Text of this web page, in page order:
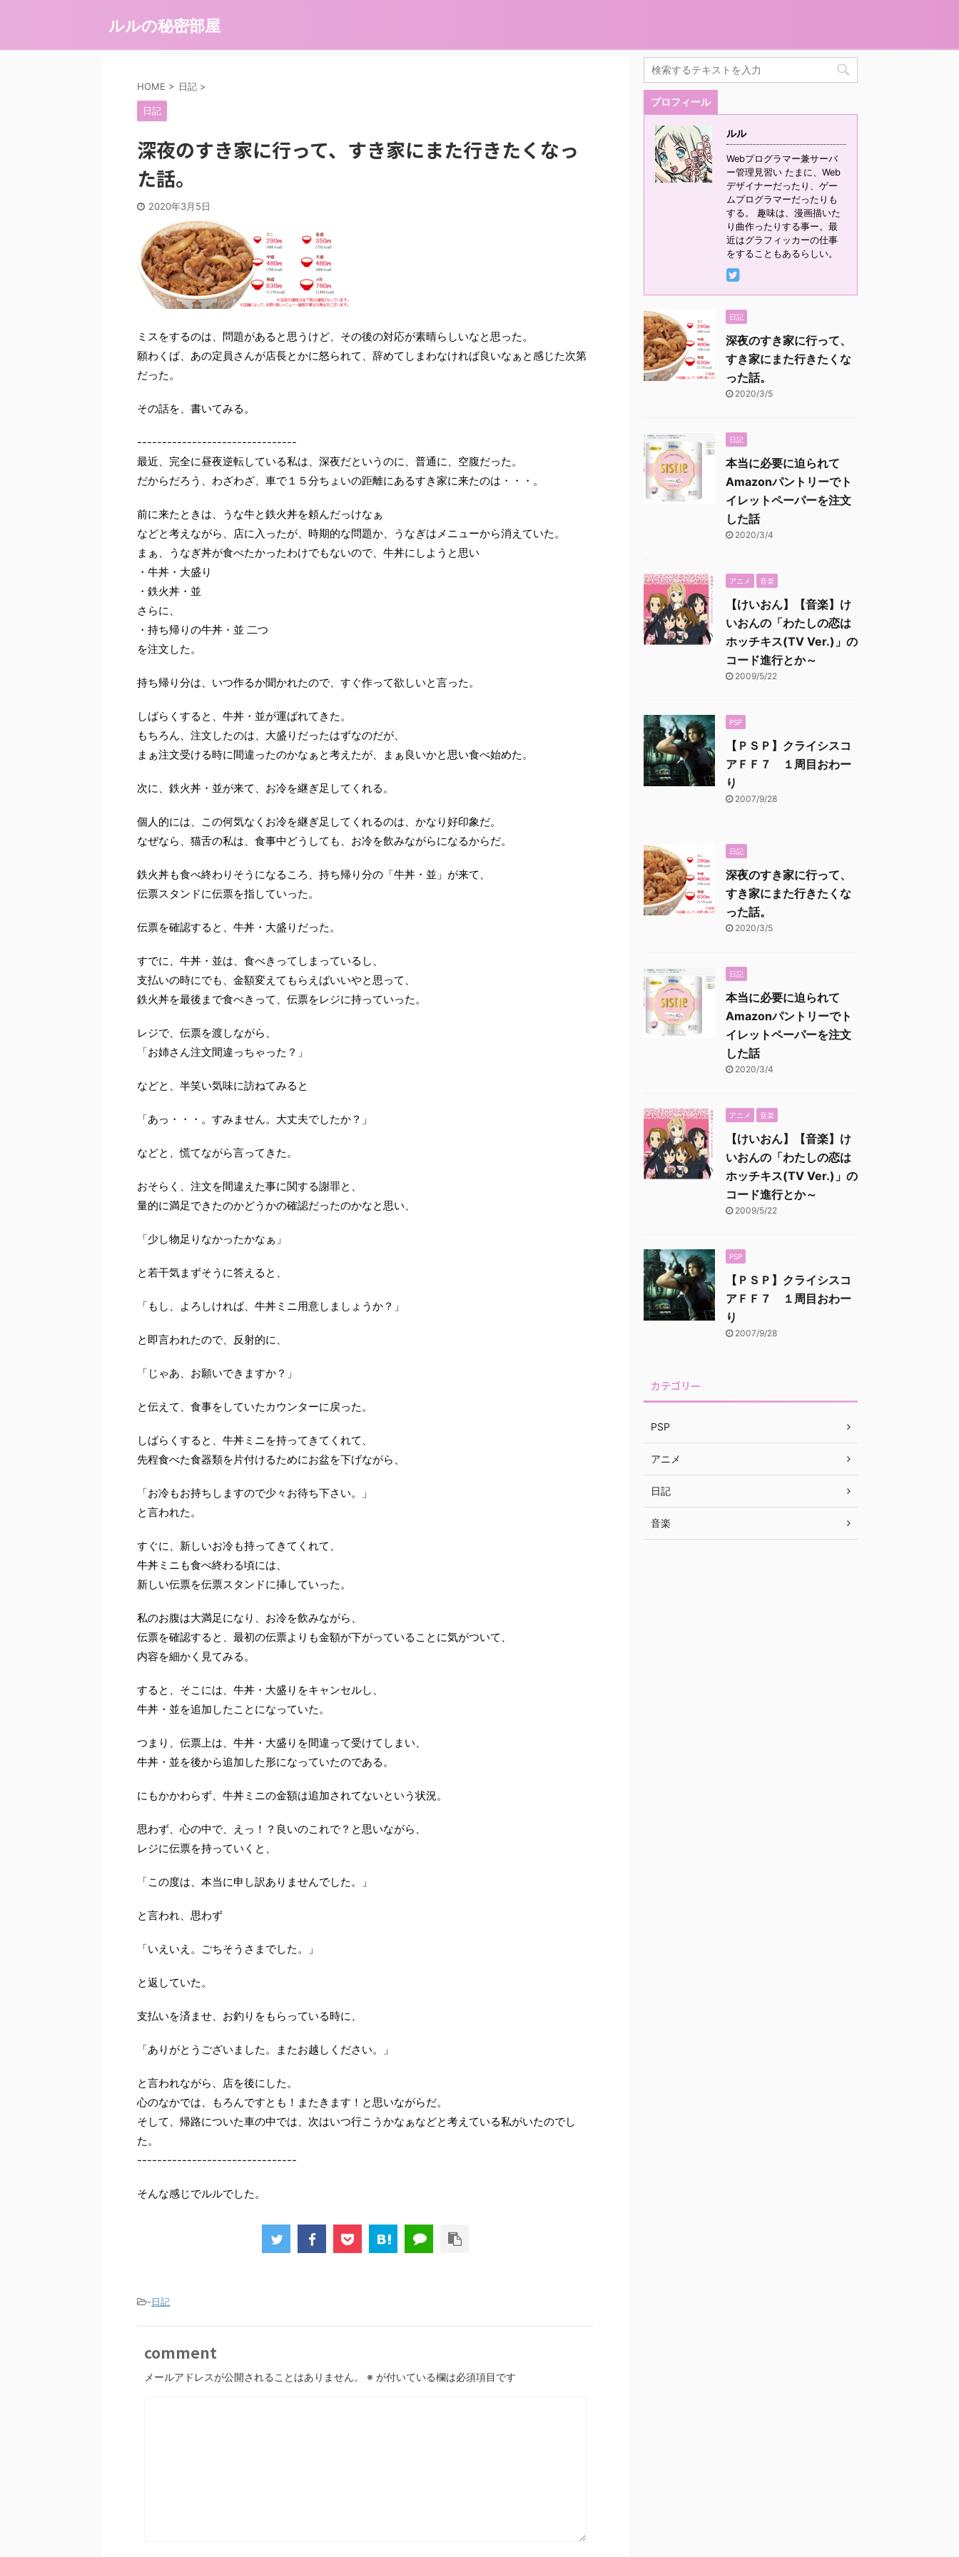
ルルの秘密部屋
HOME > 日記 >
日記
深夜のすき家に行って、すき家にまた行きたくなっ
た話。
2020年3月5日
ミスをするのは、問題があると思うけど、その後の対応が素晴らしいなと思った。
願わくば、あの定員さんが店長とかに怒られて、辞めてしまわなければ良いなぁと感じた次第
だった。
その話を、書いてみる。
--------------------------------
最近、完全に昼夜逆転している私は、深夜だというのに、普通に、空腹だった。
だからだろう、わざわざ、車で１５分ちょいの距離にあるすき家に来たのは・・・。
前に来たときは、うな牛と鉄火丼を頼んだっけなぁ
などと考えながら、店に入ったが、時期的な問題か、うなぎはメニューから消えていた。
まぁ、うなぎ丼が食べたかったわけでもないので、牛丼にしようと思い
・牛丼・大盛り
・鉄火丼・並
さらに、
・持ち帰りの牛丼・並 二つ
を注文した。
持ち帰り分は、いつ作るか聞かれたので、すぐ作って欲しいと言った。
しばらくすると、牛丼・並が運ばれてきた。
もちろん、注文したのは、大盛りだったはずなのだが、
まぁ注文受ける時に間違ったのかなぁと考えたが、まぁ良いかと思い食べ始めた。
次に、鉄火丼・並が来て、お冷を継ぎ足してくれる。
個人的には、この何気なくお冷を継ぎ足してくれるのは、かなり好印象だ。
なぜなら、猫舌の私は、食事中どうしても、お冷を飲みながらになるからだ。
鉄火丼も食べ終わりそうになるころ、持ち帰り分の「牛丼・並」が来て、
伝票スタンドに伝票を指していった。
伝票を確認すると、牛丼・大盛りだった。
すでに、牛丼・並は、食べきってしまっているし、
支払いの時にでも、金額変えてもらえばいいやと思って、
鉄火丼を最後まで食べきって、伝票をレジに持っていった。
レジで、伝票を渡しながら、
「お姉さん注文間違っちゃった？」
などと、半笑い気味に訪ねてみると
「あっ・・・。すみません。大丈夫でしたか？」
などと、慌てながら言ってきた。
おそらく、注文を間違えた事に関する謝罪と、
量的に満足できたのかどうかの確認だったのかなと思い、
「少し物足りなかったかなぁ」
と若干気まずそうに答えると、
「もし、よろしければ、牛丼ミニ用意しましょうか？」
と即言われたので、反射的に、
「じゃあ、お願いできますか？」
と伝えて、食事をしていたカウンターに戻った。
しばらくすると、牛丼ミニを持ってきてくれて、
先程食べた食器類を片付けるためにお盆を下げながら、
「お冷もお持ちしますので少々お待ち下さい。」
と言われた。
すぐに、新しいお冷も持ってきてくれて、
牛丼ミニも食べ終わる頃には、
新しい伝票を伝票スタンドに挿していった。
私のお腹は大満足になり、お冷を飲みながら、
伝票を確認すると、最初の伝票よりも金額が下がっていることに気がついて、
内容を細かく見てみる。
すると、そこには、牛丼・大盛りをキャンセルし、
牛丼・並を追加したことになっていた。
つまり、伝票上は、牛丼・大盛りを間違って受けてしまい、
牛丼・並を後から追加した形になっていたのである。
にもかかわらず、牛丼ミニの金額は追加されてないという状況。
思わず、心の中で、えっ！？良いのこれで？と思いながら、
レジに伝票を持っていくと、
「この度は、本当に申し訳ありませんでした。」
と言われ、思わず
「いえいえ。ごちそうさまでした。」
と返していた。
支払いを済ませ、お釣りをもらっている時に、
「ありがとうございました。またお越しください。」
と言われながら、店を後にした。
心のなかでは、もろんですとも！またきます！と思いながらだ。
そして、帰路についた車の中では、次はいつ行こうかなぁなどと考えている私がいたのでし
た。
--------------------------------
そんな感じでルルでした。
-日記
comment
メールアドレスが公開されることはありません。 ※ が付いている欄は必須項目です
プロフィール
ルル
Webプログラマー兼サーバ
ー管理見習い たまに、Web
デザイナーだったり、ゲー
ムプログラマーだったりも
する。 趣味は、漫画描いた
り曲作ったりする事ー。最
近はグラフィッカーの仕事
をすることもあるらしい。
日記
深夜のすき家に行って、
すき家にまた行きたくな
った話。
2020/3/5
日記
本当に必要に迫られて
Amazonパントリーでト
イレットペーパーを注文
した話
2020/3/4
アニメ 音楽
【けいおん】【音楽】け
いおんの「わたしの恋は
ホッチキス(TV Ver.)」の
コード進行とか～
2009/5/22
PSP
【ＰＳＰ】クライシスコ
アＦＦ７ １周目おわー
り
2007/9/28
日記
深夜のすき家に行って、
すき家にまた行きたくな
った話。
2020/3/5
日記
本当に必要に迫られて
Amazonパントリーでト
イレットペーパーを注文
した話
2020/3/4
アニメ 音楽
【けいおん】【音楽】け
いおんの「わたしの恋は
ホッチキス(TV Ver.)」の
コード進行とか～
2009/5/22
PSP
【ＰＳＰ】クライシスコ
アＦＦ７ １周目おわー
り
2007/9/28
カテゴリー
PSP
アニメ
日記
音楽